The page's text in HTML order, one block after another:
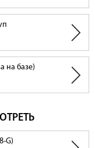
на базе)
G)